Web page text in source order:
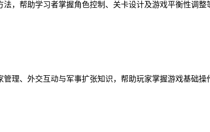
，帮助学习者掌握角色控制、关卡设计及游戏平衡性调整
理、外交互动与军事扩张知识，帮助玩家掌握游戏基础操